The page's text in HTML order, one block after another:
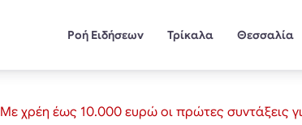
Ροή Ειδήσεων Τρίκαλα Θεσσαλία
Mε χρέη έως 10.000 ευρώ οι πρώτες συντάξεις